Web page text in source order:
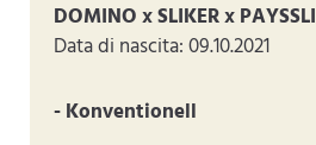
DOMINO x SLIKER x PAYSSLI
Data di nascita: 09.10.2021
- Konventionell